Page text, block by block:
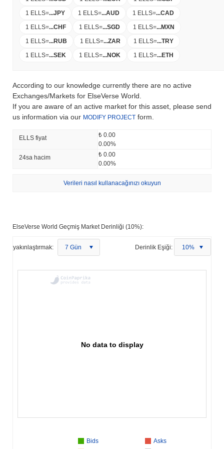
1 ELLS=...JPY 1 ELLS=...AUD 1 ELLS=...CAD
1 ELLS=...CHF 1 ELLS=...SGD 1 ELLS=...MXN
1 ELLS=...RUB 1 ELLS=...ZAR 1 ELLS=...TRY
1 ELLS=...SEK 1 ELLS=...NOK 1 ELLS=...ETH
According to our knowledge currently there are no active
Exchanges/Markets for ElseVerse World.
If you are aware of an active market for this asset, please send
us information via our MODIFY PROJECT form.
ELLS fiyat
₺ 0.00
0.00%
24sa hacim
₺ 0.00
0.00%
Verileri nasıl kullanacağınızı okuyun
ElseVerse World Geçmiş Market Derinliği (10%):
yakınlaştırmak: 7 Gün Derinlik Eşiği: 10%
No data to display
Bids
Asks